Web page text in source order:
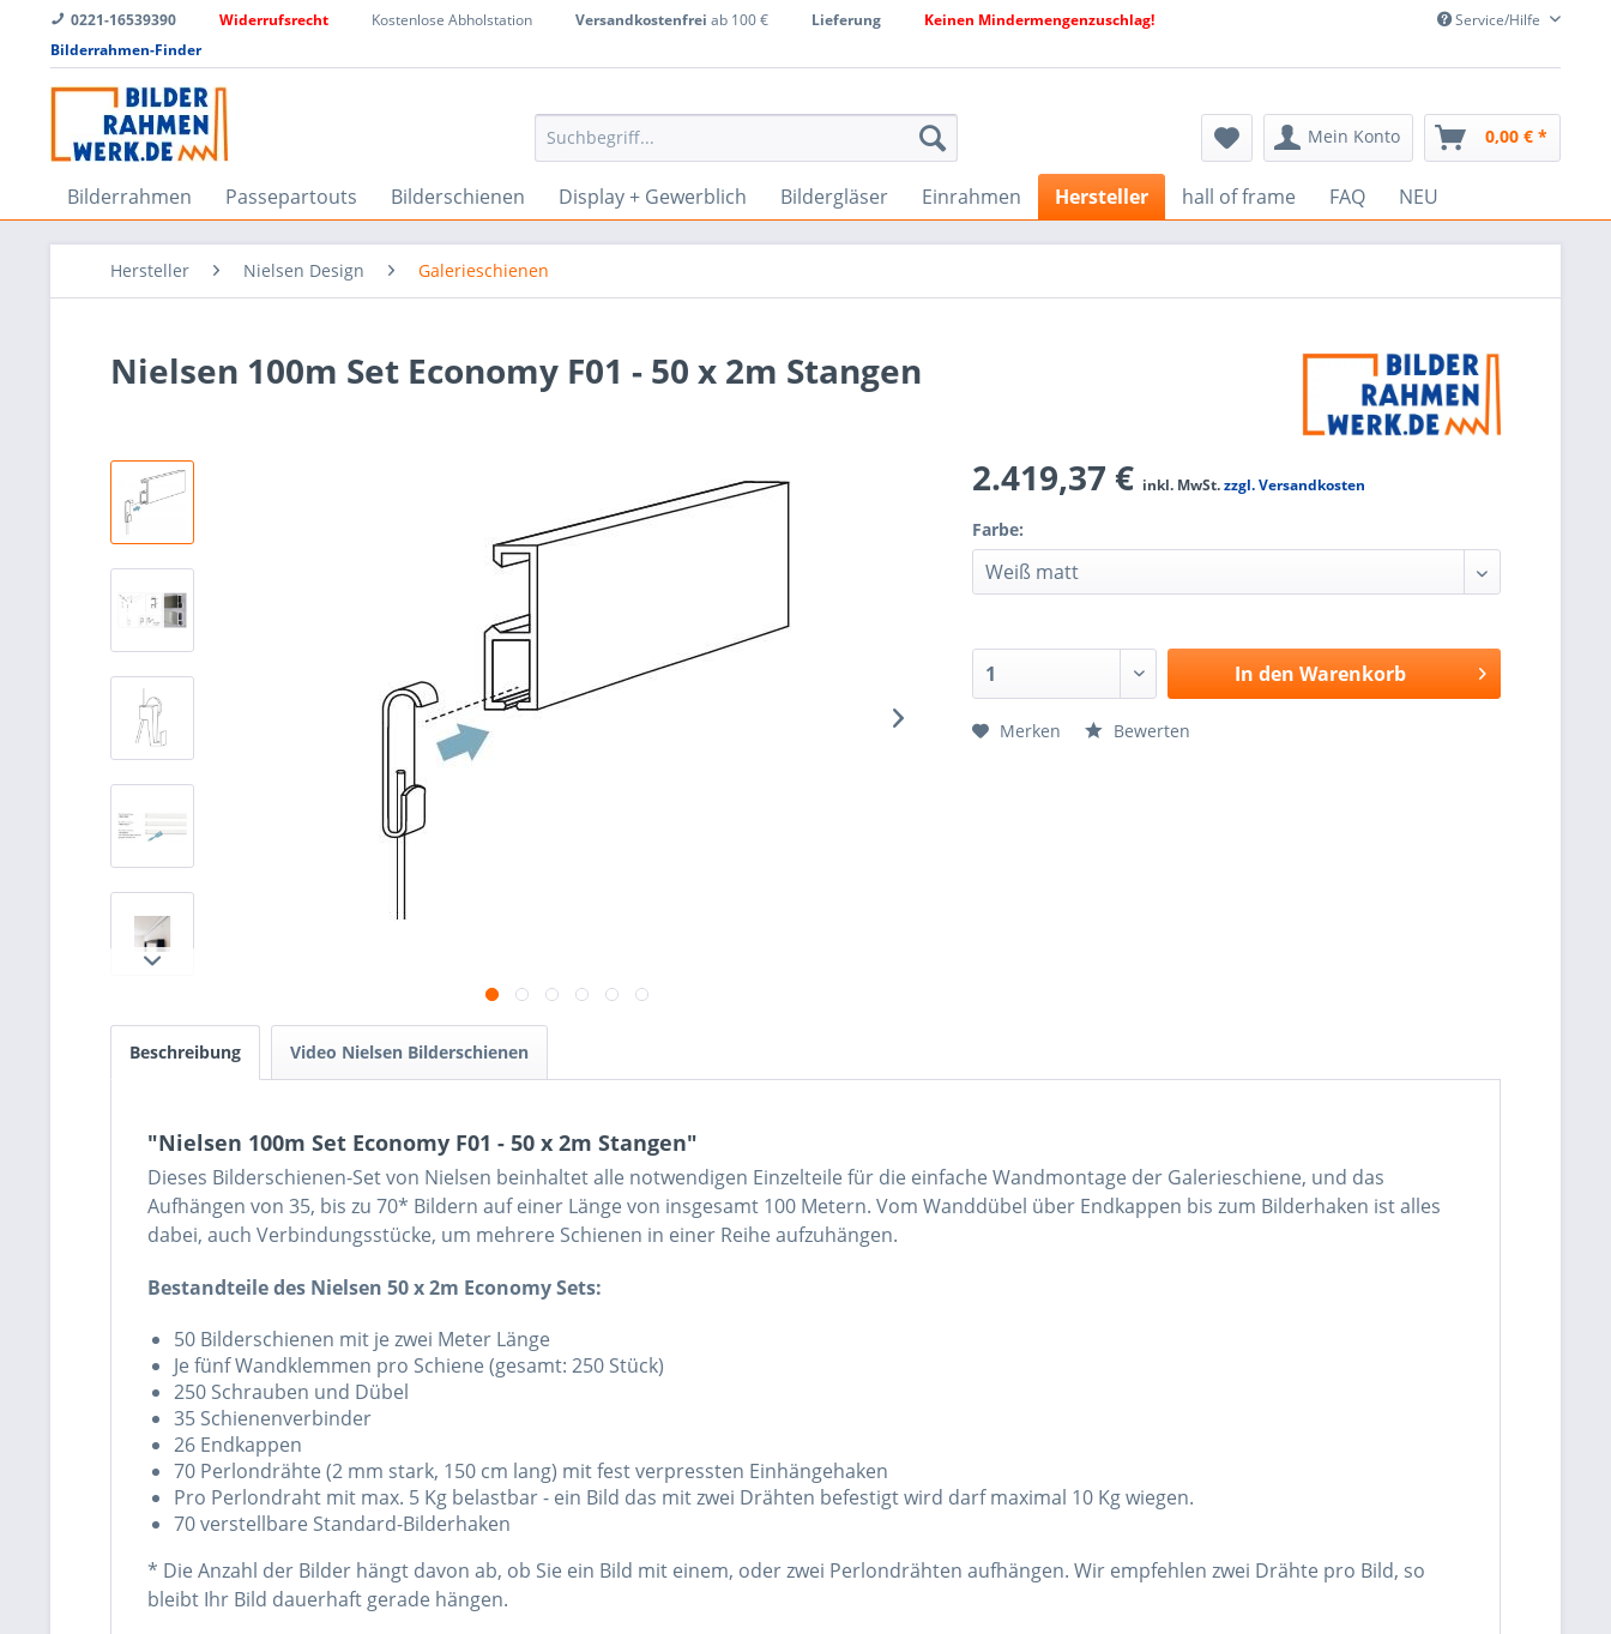
0221-16539390 Widerrufsrecht Kostenlose Abholstation Versandkostenfrei ab 100 € Lieferung
Keinen Mindermengenzuschlag!
Bilderrahmen-Finder
Service/Hilfe
Mein Konto 0,00 € *
Bilderrahmen Passepartouts Bilderschienen Display + Gewerblich Bildergläser Einrahmen Hersteller hall of frame FAQ NEU
Hersteller Nielsen Design Galerieschienen
Nielsen 100m Set Economy F01 - 50 x 2m Stangen
2.419,37 € inkl. MwSt.zzgl. Versandkosten
Farbe:
In den Warenkorb
Merken Bewerten
Beschreibung Video Nielsen Bilderschienen
"Nielsen 100m Set Economy F01 - 50 x 2m Stangen"
Dieses Bilderschienen-Set von Nielsen beinhaltet alle notwendigen Einzelteile für die einfache Wandmontage der Galerieschiene, und das
Aufhängen von 35, bis zu 70* Bildern auf einer Länge von insgesamt 100 Metern. Vom Wanddübel über Endkappen bis zum Bilderhaken ist alles
dabei, auch Verbindungsstücke, um mehrere Schienen in einer Reihe aufzuhängen.
Bestandteile des Nielsen 50 x 2m Economy Sets:
50 Bilderschienen mit je zwei Meter Länge
Je fünf Wandklemmen pro Schiene (gesamt: 250 Stück)
250 Schrauben und Dübel
35 Schienenverbinder
26 Endkappen
70 Perlondrähte (2 mm stark, 150 cm lang) mit fest verpressten Einhängehaken
Pro Perlondraht mit max. 5 Kg belastbar - ein Bild das mit zwei Drähten befestigt wird darf maximal 10 Kg wiegen.
70 verstellbare Standard-Bilderhaken
* Die Anzahl der Bilder hängt davon ab, ob Sie ein Bild mit einem, oder zwei Perlondrähten aufhängen. Wir empfehlen zwei Drähte pro Bild, so
bleibt Ihr Bild dauerhaft gerade hängen.